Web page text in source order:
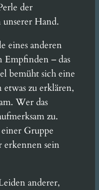
der
Hand.
eines anderen
Empfinden – das
bemüht sich eine
etwas zu erklären,
Wer das
zu.
Gruppe
erkennen sein
anderer,